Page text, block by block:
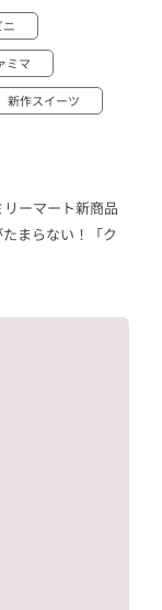
ニ
ミマ
新作スイーツ
リーマート新商品
まらない！「ク